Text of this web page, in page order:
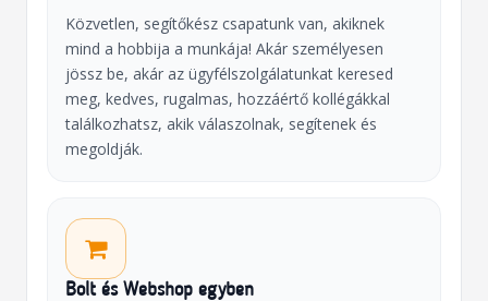
Közvetlen, segítőkész csapatunk van, akiknek
mind a hobbija a munkája! Akár személyesen
jössz be, akár az ügyfélszolgálatunkat keresed
meg, kedves, rugalmas, hozzáértő kollégákkal
találkozhatsz, akik válaszolnak, segítenek és
megoldják.
Bolt és Webshop egyben